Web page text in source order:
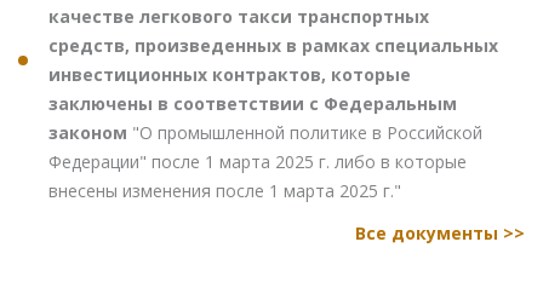
качестве легкового такси транспортных
средств, произведенных в рамках специальных
инвестиционных контрактов, которые
заключены в соответствии с Федеральным
законом "О промышленной политике в Российской
Федерации" после 1 марта 2025 г. либо в которые
внесены изменения после 1 марта 2025 г."
Все документы >>